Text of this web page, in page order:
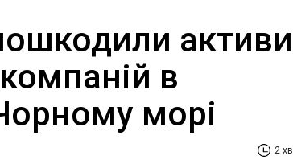
активи
в
морі
2 хв